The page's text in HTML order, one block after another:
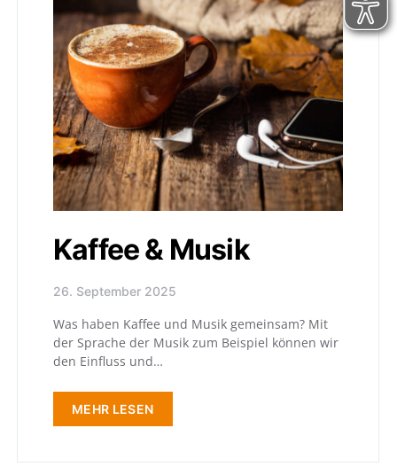
Kaffee & Musik
26. September 2025
Was haben Kaffee und Musik gemeinsam? Mit
der Sprache der Musik zum Beispiel können wir
den Einfluss und…
MEHR LESEN